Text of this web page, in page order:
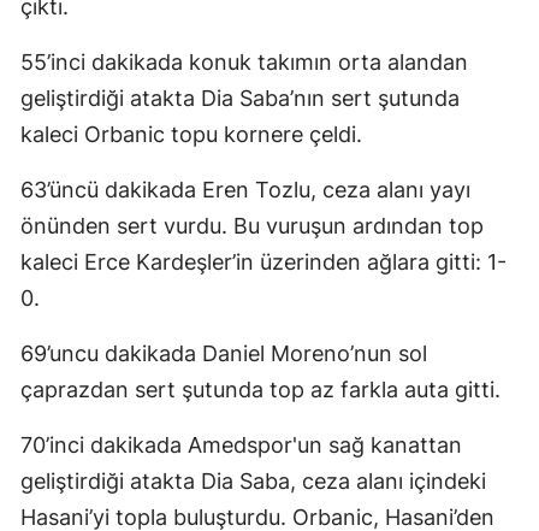
Manisa
Mardin
Muğla
Niğde
Ordu
Rize
çıktı.
55’inci dakikada konuk takımın orta alandan
geliştirdiği atakta Dia Saba’nın sert şutunda
kaleci Orbanic topu kornere çeldi.
63’üncü dakikada Eren Tozlu, ceza alanı yayı
önünden sert vurdu. Bu vuruşun ardından top
kaleci Erce Kardeşler’in üzerinden ağlara gitti: 1-
0.
69’uncu dakikada Daniel Moreno’nun sol
çaprazdan sert şutunda top az farkla auta gitti.
70’inci dakikada Amedspor'un sağ kanattan
geliştirdiği atakta Dia Saba, ceza alanı içindeki
Hasani’yi topla buluşturdu. Orbanic, Hasani’den